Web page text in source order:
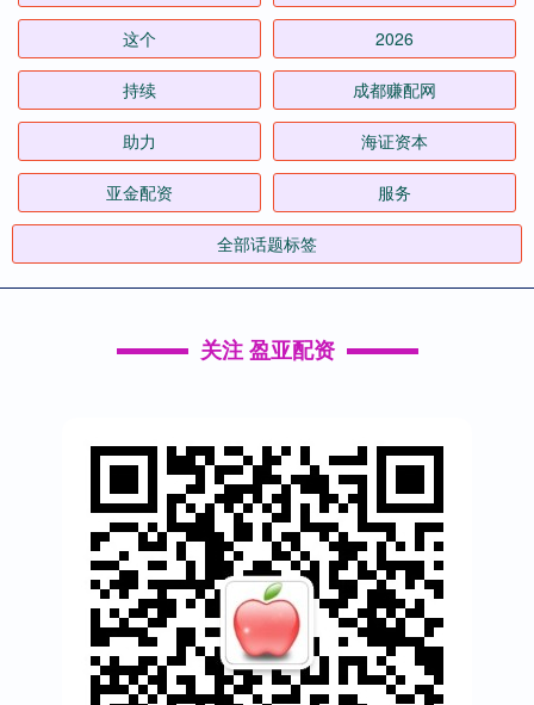
这个 2026
持续 成都赚配网
助力 海证资本
亚金配资 服务
全部话题标签
关注 盈亚配资